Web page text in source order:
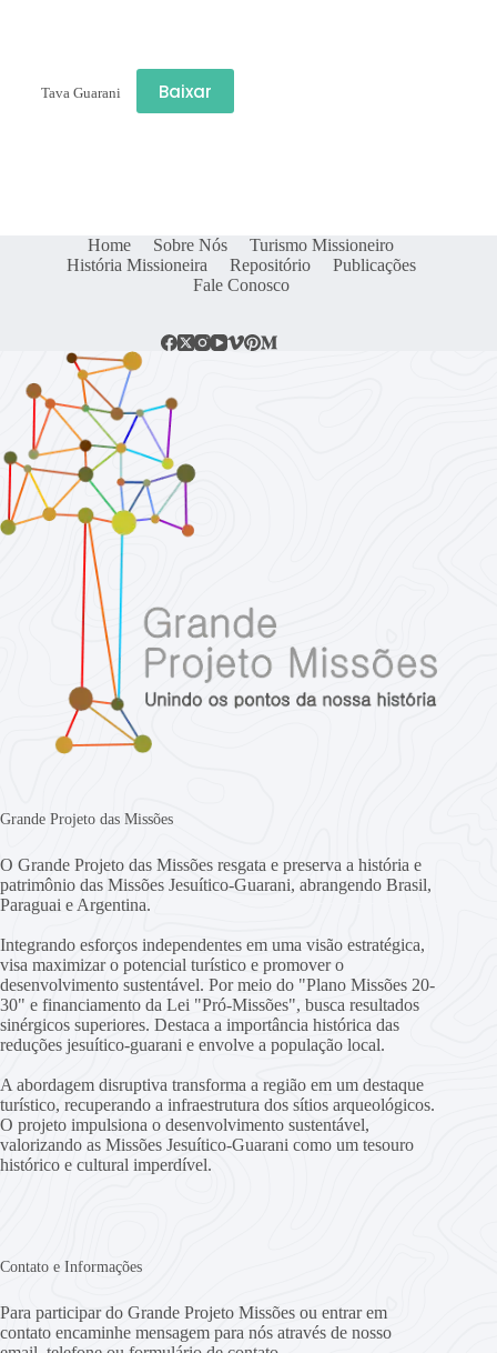
Tava Guarani Baixar
Home Sobre Nós
Turismo Missioneiro
História Missioneira
Repositório
Publicações
Fale Conosco
Grande Projeto das Missões
O Grande Projeto das Missões resgata e preserva a história e
patrimônio das Missões Jesuítico-Guarani, abrangendo Brasil,
Paraguai e Argentina.
Integrando esforços independentes em uma visão estratégica,
visa maximizar o potencial turístico e promover o
desenvolvimento sustentável. Por meio do "Plano Missões 20-
30" e financiamento da Lei "Pró-Missões", busca resultados
sinérgicos superiores. Destaca a importância histórica das
reduções jesuítico-guarani e envolve a população local.
A abordagem disruptiva transforma a região em um destaque
turístico, recuperando a infraestrutura dos sítios arqueológicos.
O projeto impulsiona o desenvolvimento sustentável,
valorizando as Missões Jesuítico-Guarani como um tesouro
histórico e cultural imperdível.
Contato e Informações
Para participar do Grande Projeto Missões ou entrar em
contato encaminhe mensagem para nós através de nosso